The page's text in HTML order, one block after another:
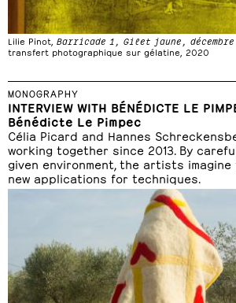
Lilie Pinot, Barricade 1, Gilet jaune, décembre
transfert photographique sur gélatine, 2020
MONOGRAPHY
INTERVIEW WITH BÉNÉDICTE LE
Bénédicte Le Pimpec
Célia Picard and Hannes
working together since 2013. By
given environment, the artists
new applications for techniques.